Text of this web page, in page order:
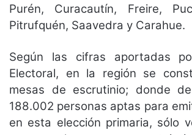
Purén, Curacautín, Freire,
Pitrufquén, Saavedra y Carahue.
Según las cifras aportadas
Electoral, en la región se
mesas de escrutinio; donde
188.002 personas aptas para
en esta elección primaria, sólo